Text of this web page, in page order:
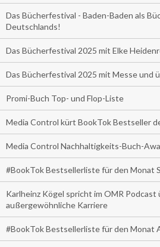
Das Bücherfestival - Baden-Baden als
Deutschlands!
Das Bücherfestival 2025 mit Elke
Das Bücherfestival 2025 mit Messe und
Promi-Buch Top- und Flop-Liste
Media Control kürt BookTok Bestseller
Media Control Nachhaltigkeits-Buch-
#BookTok Bestsellerliste für den Monat
Karlheinz Kögel spricht im OMR Podcast
außergewöhnliche Karriere
#BookTok Bestsellerliste für den Monat